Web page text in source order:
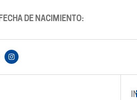
FECHA DE NACIMIENTO: